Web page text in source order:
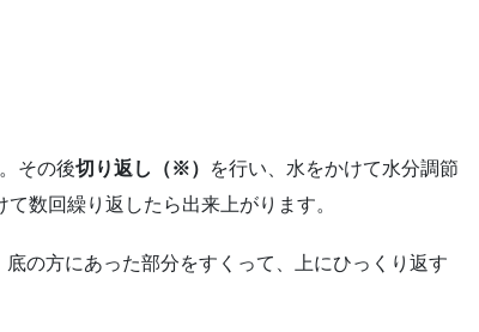
その後切り返し（※）
を行い、水をかけて水分調節
数回繰り返したら出来上がります。
の方にあった部分をすくって、上にひっくり返す